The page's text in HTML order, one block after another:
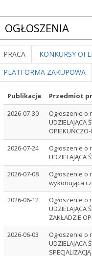
OGŁOSZENIA
PRACA KONKURSY
PLATFORMA ZAKUPOWA
Publikacja
Przedmiot
2026-07-30
Ogłoszenie o
UDZIELAJĄCA
OPIEKUŃCZO-
2026-07-24
Ogłoszenie o
UDZIELAJĄCA
2026-07-08
Ogłoszenie
wykonująca
2026-06-12
Ogłoszenie o
UDZIELAJĄCA
ZAKŁADZIE
2026-06-03
Ogłoszenie o
UDZIELAJĄCA